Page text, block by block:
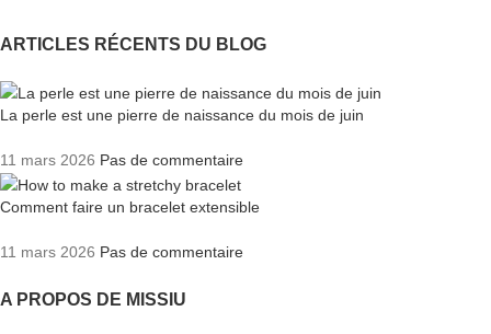
ARTICLES RÉCENTS DU BLOG
La perle est une pierre de naissance du mois de juin
11 mars 2026 Pas de commentaire
Comment faire un bracelet extensible
11 mars 2026 Pas de commentaire
A PROPOS DE MISSIU